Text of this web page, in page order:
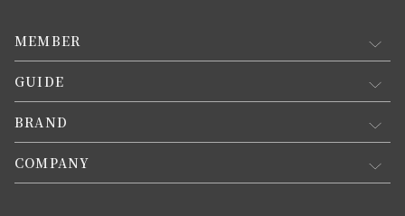
MEMBER
マイページ
新規会員登録
会員規約について
GUIDE
お買い物ガイド
会員登録について
BRAND
コンセプト
COMPANY